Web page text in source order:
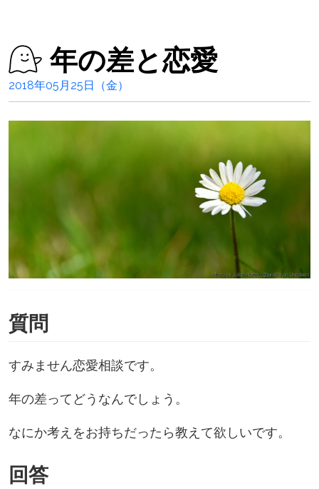
年の差と恋愛
2018年05月25日（金）
質問
すみません恋愛相談です。
年の差ってどうなんでしょう。
なにか考えをお持ちだったら教えて欲しいです。
回答